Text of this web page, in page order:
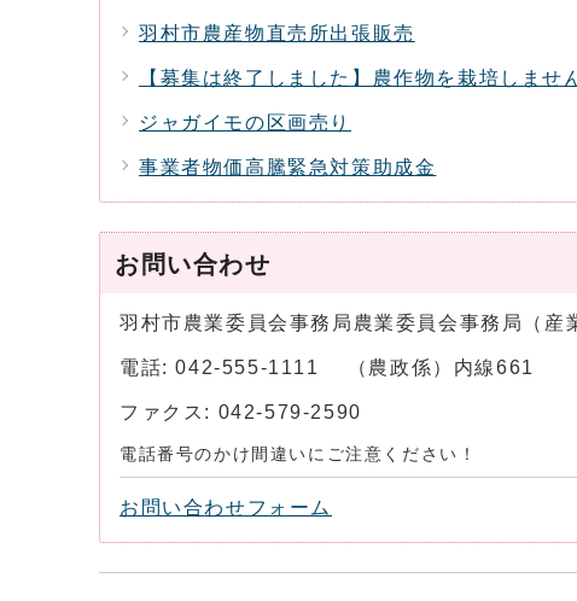
羽村市農産物直売所出張販売
【募集は終了しました】農作物を栽培しま
ジャガイモの区画売り
事業者物価高騰緊急対策助成金
お問い合わせ
羽村市農業委員会事務局農業委員会事務局（産
電話: 042-555-1111 （農政係）内線661
ファクス: 042-579-2590
電話番号のかけ間違いにご注意ください！
お問い合わせフォーム